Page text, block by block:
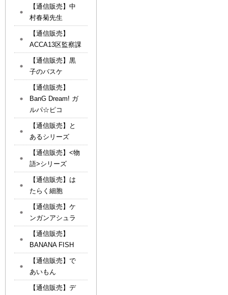
【通信販売】中
村春菊先生
【通信販売】
ACCA13区監察課
【通信販売】黒
子のバスケ
【通信販売】
BanG Dream! ガ
ルパ☆ピコ
【通信販売】と
あるシリーズ
【通信販売】<物
語>シリーズ
【通信販売】は
たらく細胞
【通信販売】ケ
ンガンアシュラ
【通信販売】
BANANA FISH
【通信販売】で
あいもん
【通信販売】デ